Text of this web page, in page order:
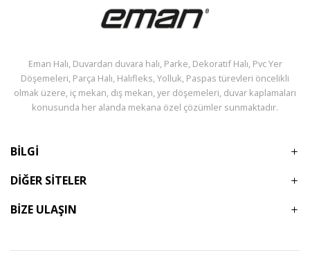
Eman Halı, Duvardan duvara halı, Parke, Dekoratif Halı, Pvc Yer
Döşemeleri, Parça Halı, Halıfleks, Yolluk, Paspas türevleri öncelikli
olmak üzere, iç mekan, dış mekan, yer döşemeleri, duvar kaplamaları
konusunda her alanda mekana özel çözümler sunmaktadır.
BİLGİ
DİĞER SİTELER
BİZE ULAŞIN